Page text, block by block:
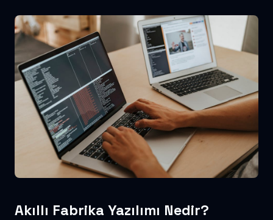
Akıllı Fabrika Yazılımı Nedir?